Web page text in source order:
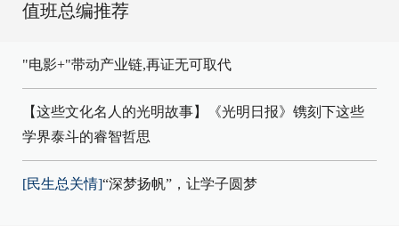
值班总编推荐
"电影+"带动产业链,再证无可取代
【这些文化名人的光明故事】《光明日报》镌刻下这些
学界泰斗的睿智哲思
[民生总关情]“深梦扬帆”，让学子圆梦